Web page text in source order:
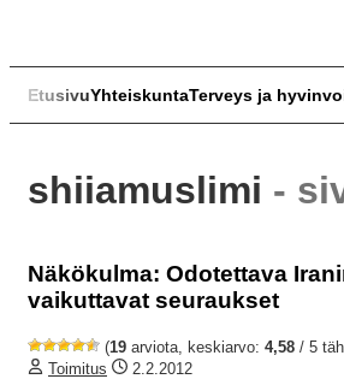
EtusivuYhteiskuntaTerveys ja
shiiamuslimi -
Näkökulma: Odotettava
vaikuttavat seuraukset
(19 arviota, keskiarvo: 4,58 / 5
Toimitus
2.2.2012